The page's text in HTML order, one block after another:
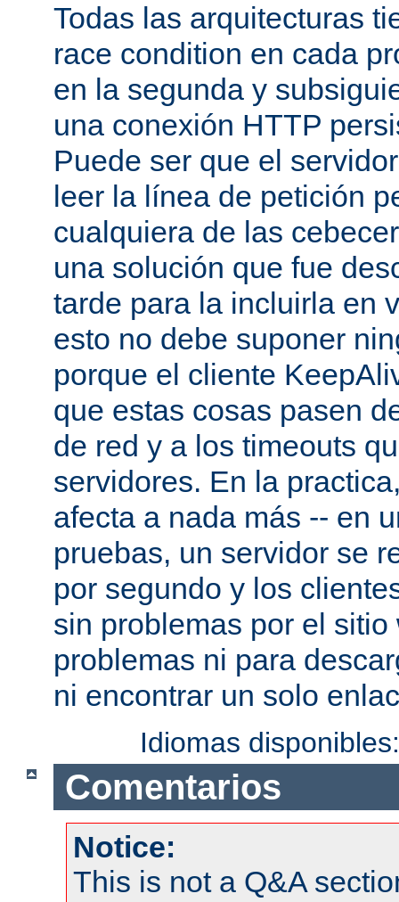
Todas las arquitecturas
race condition en cada
en la segunda y
una conexión HTTP
Puede ser que el
leer la línea de petición
cualquiera de las
una solución que fue
tarde para la incluirla en
esto no debe suponer
porque el cliente
que estas cosas pasen
de red y a los timeouts
servidores. En la
afecta a nada más -- en
pruebas, un servidor se
por segundo y los
sin problemas por el
problemas ni para
ni encontrar un solo
Idiomas
Comentarios
Notice:
This is not a Q&A